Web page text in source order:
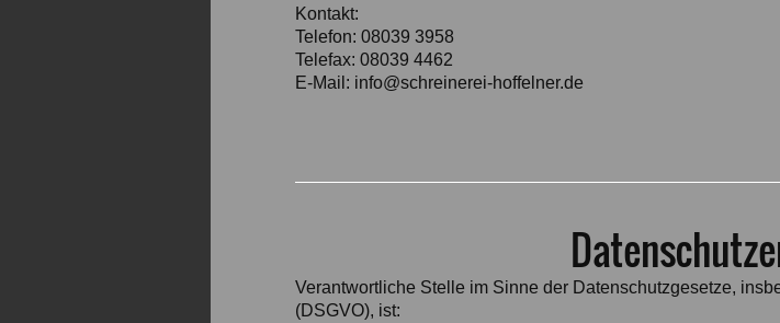
Kontakt:
Telefon: 08039 3958
Telefax: 08039 4462
E-Mail: info@schreinerei-hoffelner.de
Verantwortliche Stelle im Sinne der Datenschutzgesetze,
(DSGVO), ist: